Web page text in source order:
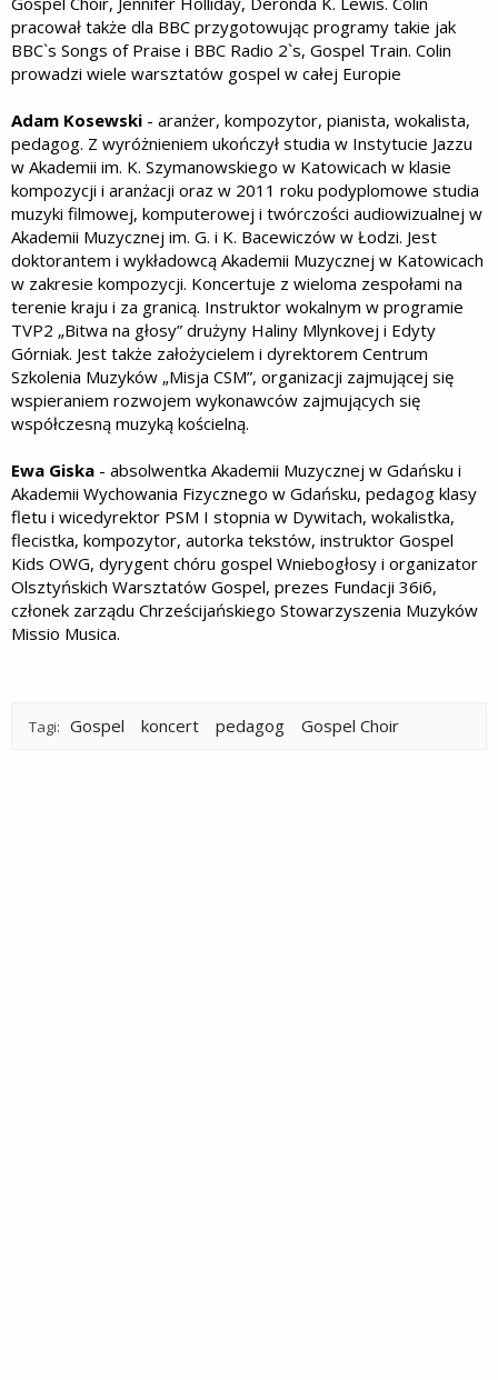
pracował także dla BBC przygotowując programy takie jak
BBC`s Songs of Praise i BBC Radio 2`s, Gospel Train. Colin
prowadzi wiele warsztatów gospel w całej Europie
Adam Kosewski - aranżer, kompozytor, pianista, wokalista,
pedagog. Z wyróżnieniem ukończył studia w Instytucie Jazzu
w Akademii im. K. Szymanowskiego w Katowicach w klasie
kompozycji i aranżacji oraz w 2011 roku podyplomowe studia
muzyki filmowej, komputerowej i twórczości audiowizualnej w
Akademii Muzycznej im. G. i K. Bacewiczów w Łodzi. Jest
doktorantem i wykładowcą Akademii Muzycznej w Katowicach
w zakresie kompozycji. Koncertuje z wieloma zespołami na
terenie kraju i za granicą. Instruktor wokalnym w programie
TVP2 „Bitwa na głosy” drużyny Haliny Mlynkovej i Edyty
Górniak. Jest także założycielem i dyrektorem Centrum
Szkolenia Muzyków „Misja CSM”, organizacji zajmującej się
wspieraniem rozwojem wykonawców zajmujących się
współczesną muzyką kościelną.
Ewa Giska - absolwentka Akademii Muzycznej w Gdańsku i
Akademii Wychowania Fizycznego w Gdańsku, pedagog klasy
fletu i wicedyrektor PSM I stopnia w Dywitach, wokalistka,
flecistka, kompozytor, autorka tekstów, instruktor Gospel
Kids OWG, dyrygent chóru gospel Wniebogłosy i organizator
Olsztyńskich Warsztatów Gospel, prezes Fundacji 36i6,
członek zarządu Chrześcijańskiego Stowarzyszenia Muzyków
Missio Musica.
Tagi: Gospel koncert pedagog Gospel Choir